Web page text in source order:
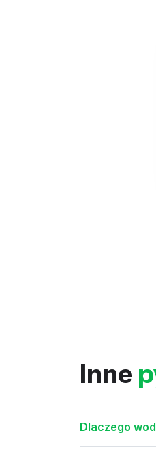
Inne
Dlaczego